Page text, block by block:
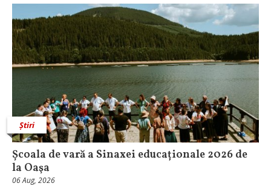
Știri
Școala de vară a Sinaxei educaționale 2026 de
la Oaşa
06 Aug, 2026